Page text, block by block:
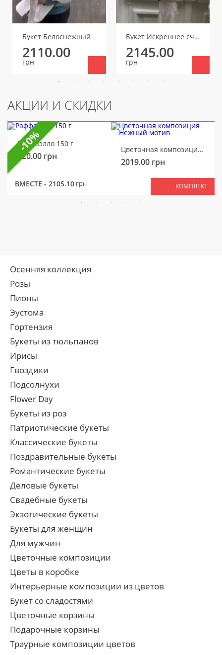
Букет Белоснежный
2110.00
грн
Букет Искреннее счастье
2145.00
грн
АКЦИИ И СКИДКИ
Раффаэлло 150 г
320.00 грн
Цветочная композиция Нежный мотив
2019.00 грн
ВМЕСТЕ - 2105.10 грн КОМПЛЕКТ
-10%
Осенняя коллекция
Розы
Пионы
Эустома
Гортензия
Букеты из тюльпанов
Ирисы
Гвоздики
Подсолнухи
Flower Day
Букеты из роз
Патриотические букеты
Классические букеты
Поздравительные букеты
Романтические букеты
Деловые букеты
Свадебные букеты
Экзотические букеты
Букеты для женщин
Для мужчин
Цветочные композиции
Цветы в коробке
Интерьерные композиции из цветов
Букет со сладостями
Цветочные корзины
Подарочные корзины
Траурные композиции цветов